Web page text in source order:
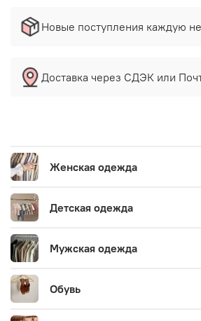
Новые поступления каждую
Доставка через СДЭК или
Женская одежда
Детская одежда
Мужская одежда
Обувь